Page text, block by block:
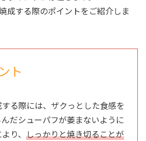
成する際のポイントをご紹介しま
ト
る際には、ザクっとした食感を
だシューパフが萎まないように
り、​ しっかりと焼き切ることが